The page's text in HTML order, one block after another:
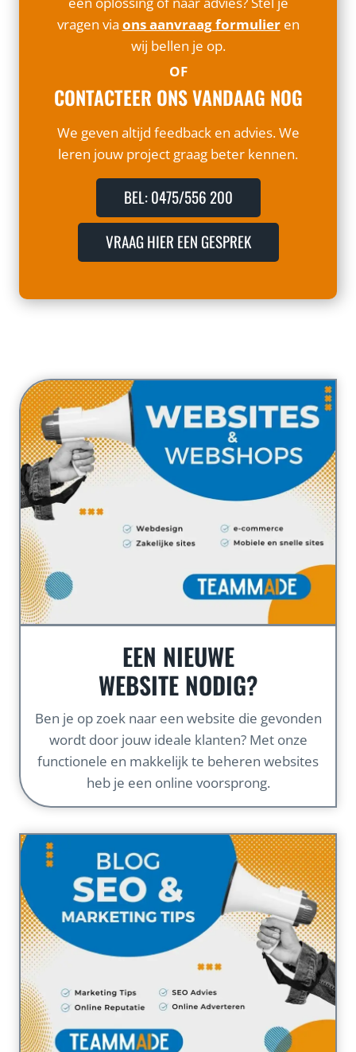
vragen via ons aanvraag formulieren
wij bellen je op.
OF
CONTACTEER ONS VANDAAG NOG
We geven altijd feedback en advies. We
leren jouw project graag beter kennen.
BEL: 0475/556 200
VRAAG HIER EEN GESPREK
EEN NIEUWE
WEBSITE NODIG?
Ben je op zoek naar een website die gevonden
wordt door jouw ideale klanten? Met onze
functionele en makkelijk te beheren websites
heb je een online voorsprong.